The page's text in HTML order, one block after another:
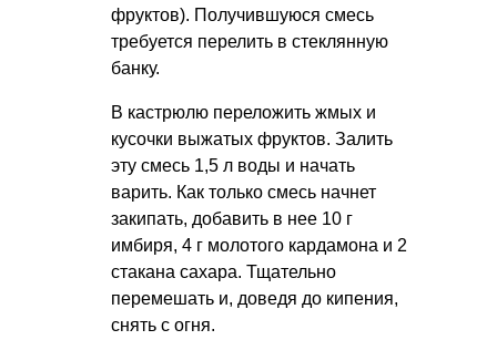
фруктов). Получившуюся смесь
требуется перелить в стеклянную
банку.
В кастрюлю переложить жмых и
кусочки выжатых фруктов. Залить
эту смесь 1,5 л воды и начать
варить. Как только смесь начнет
закипать, добавить в нее 10 г
имбиря, 4 г молотого кардамона и 2
стакана сахара. Тщательно
перемешать и, доведя до кипения,
снять с огня.